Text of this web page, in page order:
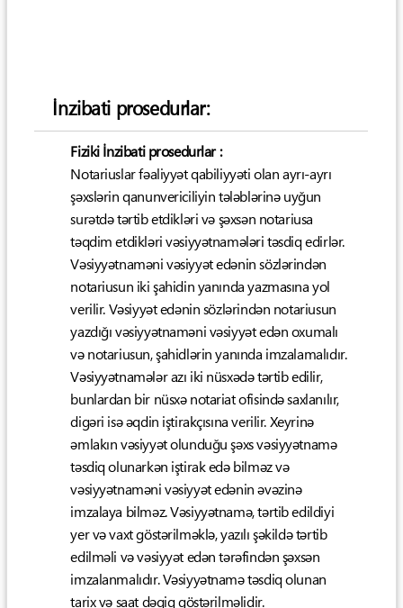
İnzibati prosedurlar:
Fiziki İnzibati prosedurlar :
Notariuslar fəaliyyət qabiliyyəti olan ayrı-ayrı
şəxslərin qanunvericiliyin tələblərinə uyğun
surətdə tərtib etdikləri və şəxsən notariusa
təqdim etdikləri vəsiyyətnamələri təsdiq edirlər.
Vəsiyyətnaməni vəsiyyət edənin sözlərindən
notariusun iki şahidin yanında yazmasına yol
verilir. Vəsiyyət edənin sözlərindən notariusun
yazdığı vəsiyyətnaməni vəsiyyət edən oxumalı
və notariusun, şahidlərin yanında imzalamalıdır.
Vəsiyyətnamələr azı iki nüsxədə tərtib edilir,
bunlardan bir nüsxə notariat ofisində saxlanılır,
digəri isə əqdin iştirakçısına verilir. Xeyrinə
əmlakın vəsiyyət olunduğu şəxs vəsiyyətnamə
təsdiq olunarkən iştirak edə bilməz və
vəsiyyətnaməni vəsiyyət edənin əvəzinə
imzalaya bilməz. Vəsiyyətnamə, tərtib edildiyi
yer və vaxt göstərilməklə, yazılı şəkildə tərtib
edilməli və vəsiyyət edən tərəfindən şəxsən
imzalanmalıdır. Vəsiyyətnamə təsdiq olunan
tarix və saat dəqiq göstərilməlidir.